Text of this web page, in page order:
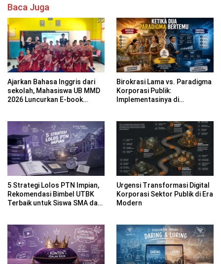
Baca Juga
Ajarkan Bahasa Inggris dari
sekolah, Mahasiswa UB MMD
2026 Luncurkan E-book
Sumberngepoh
Birokrasi Lama vs. Paradigma
Korporasi Publik:
Implementasinya di
5 Strategi Lolos PTN Impian,
Rekomendasi Bimbel UTBK
Terbaik untuk Siswa SMA dan
Urgensi Transformasi Digital
Korporasi Sektor Publik di Era
Modern